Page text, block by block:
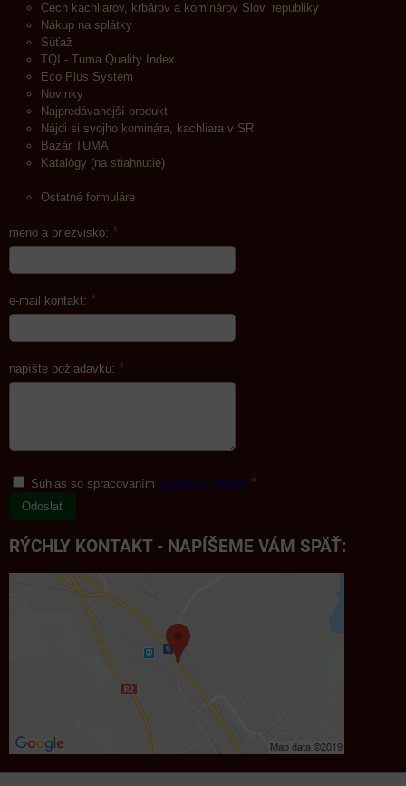
Cech kachliarov, krbárov a kominárov Slov. republiky
Nákup na splátky
Súťaž
TQI - Tuma Quality Index
Eco Plus System
Novinky
Najpredávanejší produkt
Nájdi si svojho kominára, kachliara v SR
Bazár TUMA
Katalógy (na stiahnutie)
Ostatné formuláre
meno a priezvisko: *
e-mail kontakt: *
napíšte požiadavku: *
Súhlas so spracovaním osobných údajov *
Odoslať
RÝCHLY KONTAKT - NAPÍŠEME VÁM SPÄŤ: